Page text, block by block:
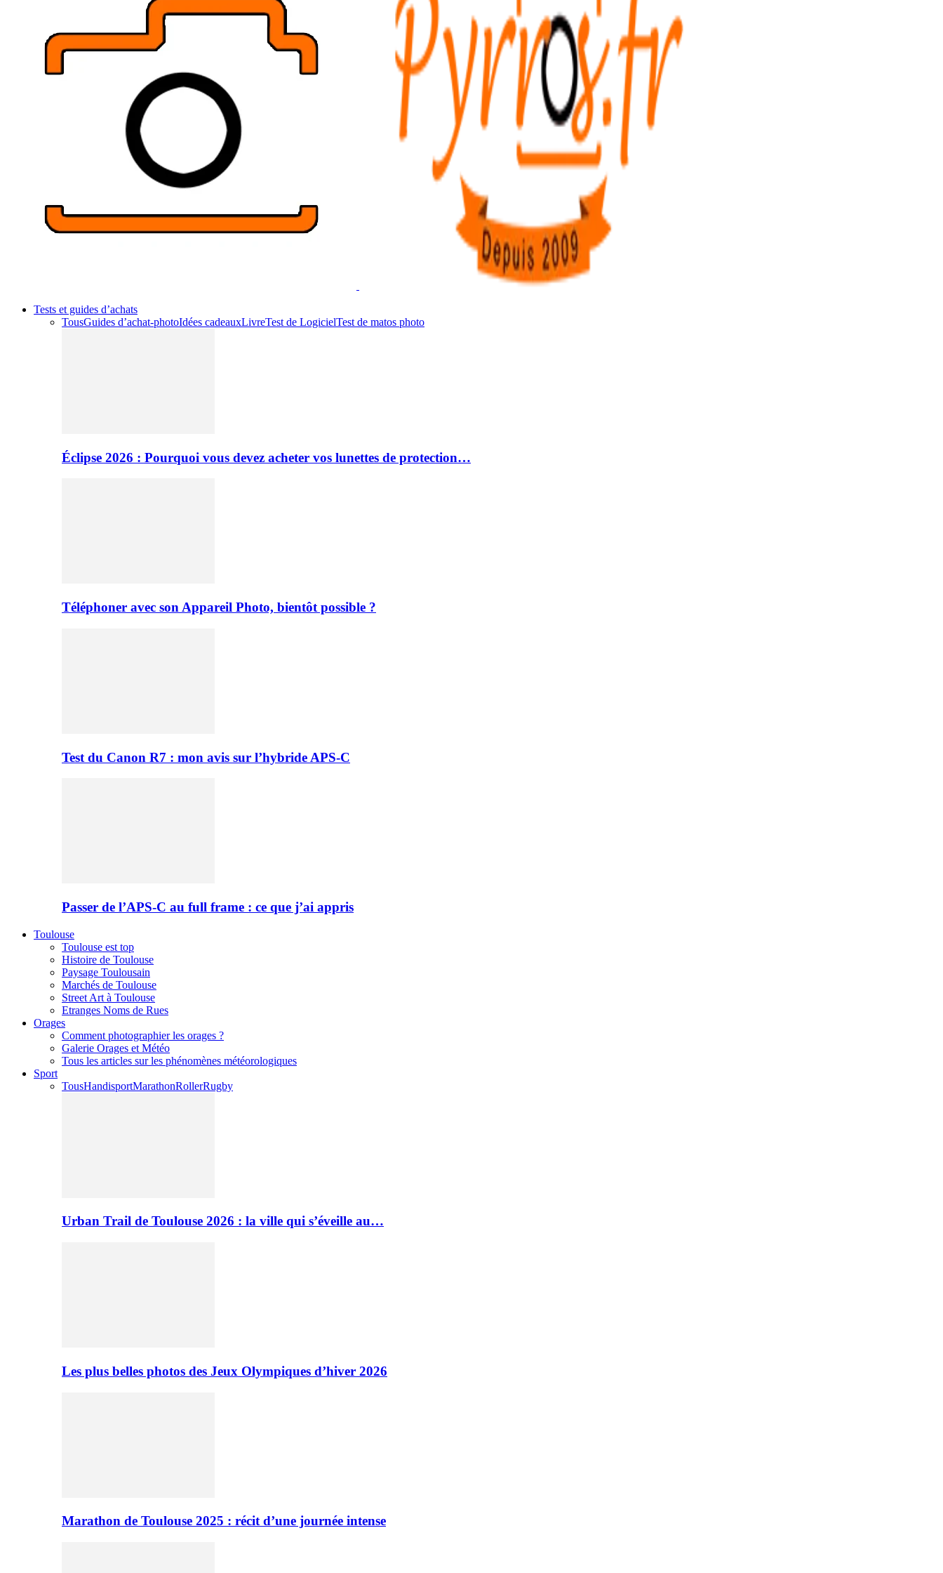
Tests et guides d’achats
TousGuides d’achat-photoIdées cadeauxLivreTest de LogicielTest de matos photo
Éclipse 2026 : Pourquoi vous devez acheter vos lunettes de protection…
Téléphoner avec son Appareil Photo, bientôt possible ?
Test du Canon R7 : mon avis sur l’hybride APS-C
Passer de l’APS-C au full frame : ce que j’ai appris
Toulouse
Toulouse est top
Histoire de Toulouse
Paysage Toulousain
Marchés de Toulouse
Street Art à Toulouse
Etranges Noms de Rues
Orages
Comment photographier les orages ?
Galerie Orages et Météo
Tous les articles sur les phénomènes météorologiques
Sport
TousHandisportMarathonRollerRugby
Urban Trail de Toulouse 2026 : la ville qui s’éveille au…
Les plus belles photos des Jeux Olympiques d’hiver 2026
Marathon de Toulouse 2025 : récit d’une journée intense